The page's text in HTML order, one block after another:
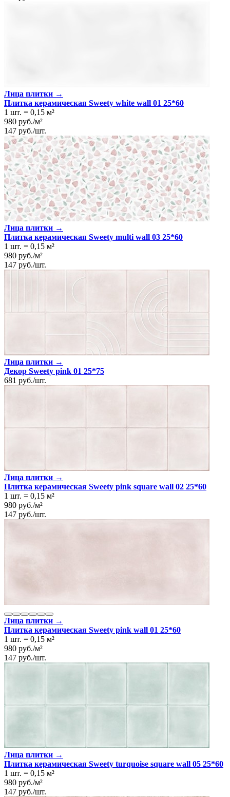
Лица плитки →
Плитка керамическая Sweety white wall 01 25*60
1 шт. = 0,15 м²
980 руб./м²
147 руб./шт.
Лица плитки →
Плитка керамическая Sweety multi wall 03 25*60
1 шт. = 0,15 м²
980 руб./м²
147 руб./шт.
Лица плитки →
Декор Sweety pink 01 25*75
681 руб./шт.
Лица плитки →
Плитка керамическая Sweety pink square wall 02 25*60
1 шт. = 0,15 м²
980 руб./м²
147 руб./шт.
Лица плитки →
Плитка керамическая Sweety pink wall 01 25*60
1 шт. = 0,15 м²
980 руб./м²
147 руб./шт.
Лица плитки →
Плитка керамическая Sweety turquoise square wall 05 25*60
1 шт. = 0,15 м²
980 руб./м²
147 руб./шт.